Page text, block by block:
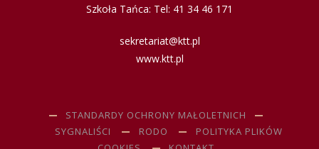
Szkoła Tańca: Tel: 41 34 46 171
sekretariat@ktt.pl
www.ktt.pl
STANDARDY OCHRONY MAŁOLETNICH
SYGNALIŚCI
RODO
POLITYKA PLIKÓW